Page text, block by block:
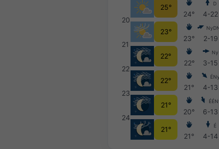
20
21
22
23
24
25°
23°
22°
22°
21°
21°
24°
23°
22°
21°
20°
21°
D
4-22
2-19
Ny
3-15
4-13
6-13
É
4-14